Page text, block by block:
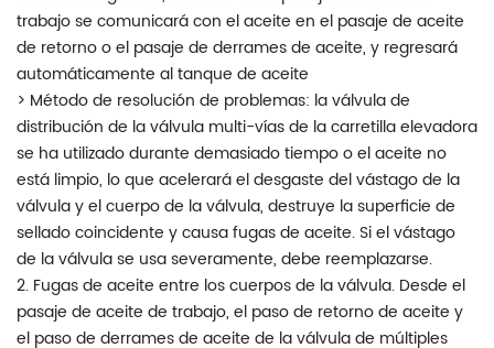
trabajo se comunicará con el aceite en el pasaje de aceite
de retorno o el pasaje de derrames de aceite, y regresará
automáticamente al tanque de aceite
> Método de resolución de problemas: la válvula de
distribución de la válvula multi-vías de la carretilla elevadora
se ha utilizado durante demasiado tiempo o el aceite no
está limpio, lo que acelerará el desgaste del vástago de la
válvula y el cuerpo de la válvula, destruye la superficie de
sellado coincidente y causa fugas de aceite. Si el vástago
de la válvula se usa severamente, debe reemplazarse.
2. Fugas de aceite entre los cuerpos de la válvula. Desde el
pasaje de aceite de trabajo, el paso de retorno de aceite y
el paso de derrames de aceite de la válvula de múltiples